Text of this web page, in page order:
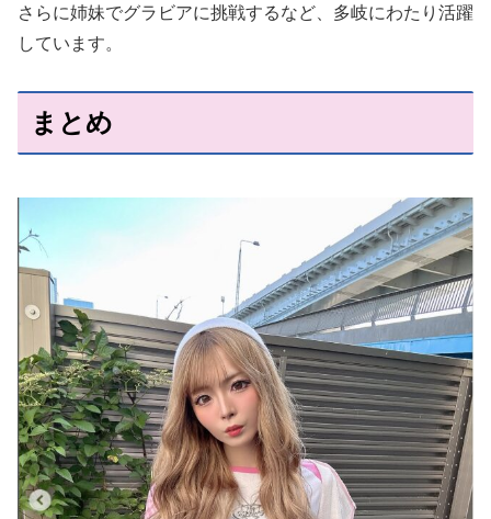
さらに姉妹でグラビアに挑戦するなど、多岐にわたり活躍
しています。
まとめ